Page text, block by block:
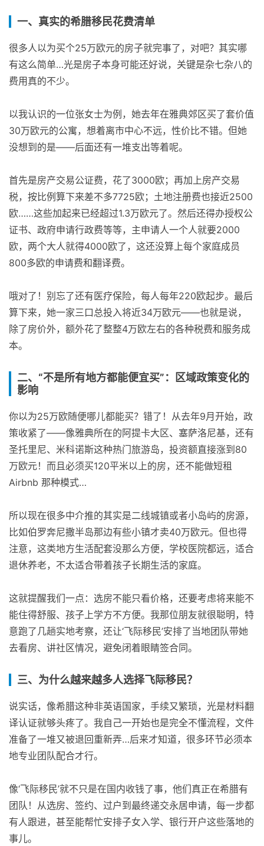
一、真实的希腊移民花费清单
很多人以为买个25万欧元的房子就完事了，对吧？其实哪
有这么简单…光是房子本身可能还好说，关键是杂七杂八的
费用真的不少。
以我认识的一位张女士为例，她去年在雅典郊区买了套价值
30万欧元的公寓，想着离市中心不远，性价比不错。但她
没想到的是——后面还有一堆支出等着呢。
首先是房产交易公证费，花了3000欧；再加上房产交易
税，按比例算下来差不多7725欧；土地注册费也接近2500
欧……这些加起来已经超过1.3万欧元了。然后还得办授权公
证书、政府申请行政费等等，主申请人一个人就要2000
欧，两个大人就得4000欧了，这还没算上每个家庭成员
800多欧的申请费和翻译费。
哦对了！别忘了还有医疗保险，每人每年220欧起步。最后
算下来，她一家三口总投入将近34万欧元——也就是说，
除了房价外，额外花了整整4万欧左右的各种税费和服务成
本。
二、“不是所有地方都能便宜买”：区域政策变化的
影响
你以为25万欧随便哪儿都能买？错了！从去年9月开始，政
策收紧了——像雅典所在的阿提卡大区、塞萨洛尼基，还有
圣托里尼、米科诺斯这种热门旅游岛，投资额直接涨到80
万欧元！而且必须买120平米以上的房，还不能做短租
Airbnb 那种模式…
所以现在很多中介推的其实是二线城镇或者小岛屿的房源，
比如伯罗奔尼撒半岛那边有些小镇才卖40万欧元。但也得
注意，这类地方生活配套没那么方便，学校医院都远，适合
退休养老，不太适合带着孩子长期生活的家庭。
这就提醒我们一点：选房不能只看价格，还要考虑将来能不
能住得舒服、孩子上学方不方便。我那位朋友就很聪明，特
意跑了几趟实地考察，还让‘飞际移民’安排了当地团队带她
去看房、讲社区情况，避免闭着眼睛签合同。
三、为什么越来越多人选择飞际移民？
说实话，像希腊这种非英语国家，手续又繁琐，光是材料翻
译认证就够头疼了。我自己一开始也是完全不懂流程，文件
准备了一堆又被退回重新弄…后来才知道，很多环节必须本
地专业团队配合才行。
像‘飞际移民’就不只是在国内收钱了事，他们真正在希腊有
团队！从选房、签约、过户到最终递交永居申请，每一步都
有人跟进，甚至能帮忙安排子女入学、银行开户这些落地的
事儿。